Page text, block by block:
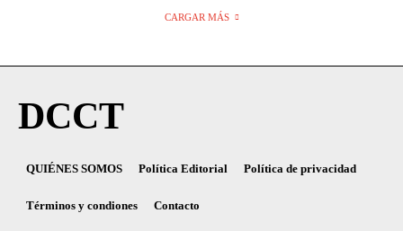
CARGAR MÁS
DCCT
QUIÉNES SOMOS Política Editorial Política de privacidad
Términos y condiones Contacto